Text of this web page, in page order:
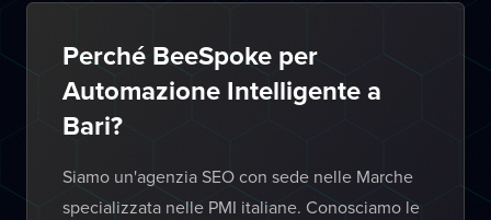
Perché BeeSpoke per
Automazione Intelligente a
Bari?
Siamo un'agenzia SEO con sede nelle Marche
specializzata nelle PMI italiane. Conosciamo le